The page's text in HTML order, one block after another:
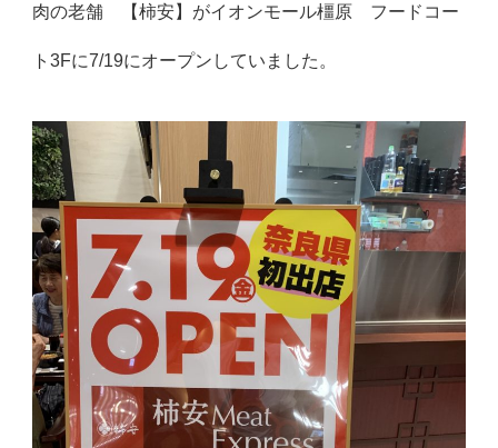
肉の老舗 【柿安】がイオンモール橿原 フードコー
ト3Fに7/19にオープンしていました。